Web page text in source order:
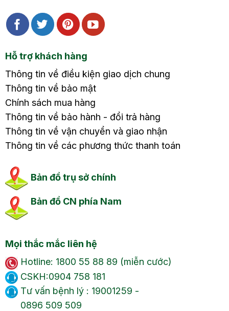
Hỗ trợ khách hàng
Thông tin về điều kiện giao dịch chung
Thông tin về bảo mật
Chính sách mua hàng
Thông tin về bảo hành - đổi trả hàng
Thông tin về vận chuyển và giao nhận
Thông tin về các phương thức thanh toán
Bản đồ trụ sở chính
Bản đồ CN phía Nam
Mọi thắc mắc liên hệ
Hotline: 1800 55 88 89 (miễn cước)
CSKH:0904 758 181
Tư vấn bệnh lý : 19001259 -
0896 509 509